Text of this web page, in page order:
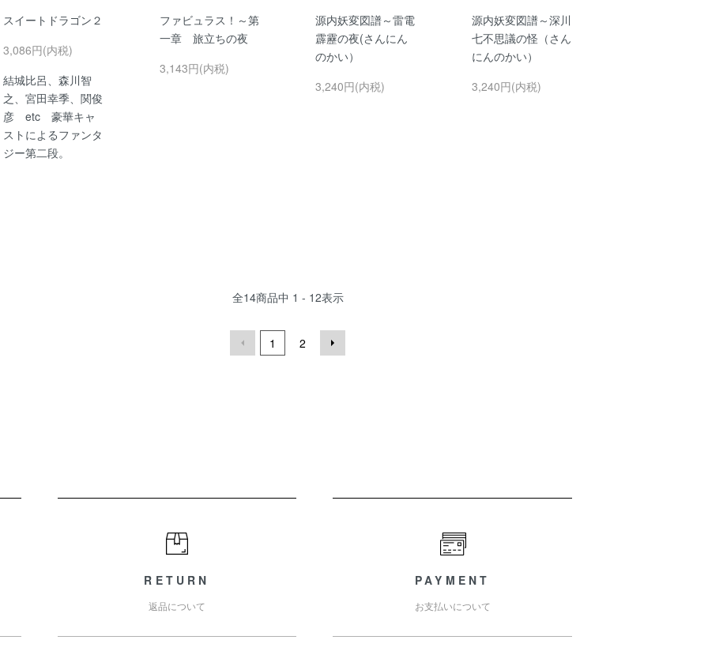
スイートドラゴン２
3,086円(内税)
結城比呂、森川智
之、宮田幸季、関俊
彦 etc 豪華キャ
ストによるファンタ
ジー第二段。
ファビュラス！～第
一章 旅立ちの夜
3,143円(内税)
源内妖変図譜～雷電
霹靂の夜(さんにん
のかい）
3,240円(内税)
源内妖変図譜～深川
七不思議の怪（さん
にんのかい）
3,240円(内税)
全14商品中 1 - 12表示
1 2
RETURN
返品について
PAYMENT
お支払いについて